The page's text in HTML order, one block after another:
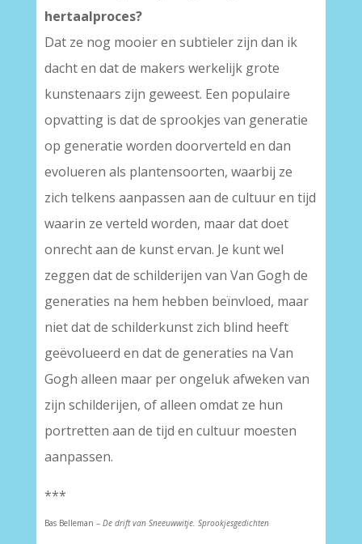
hertaalproces?
Dat ze nog mooier en subtieler zijn dan ik
dacht en dat de makers werkelijk grote
kunstenaars zijn geweest. Een populaire
opvatting is dat de sprookjes van generatie
op generatie worden doorverteld en dan
evolueren als plantensoorten, waarbij ze
zich telkens aanpassen aan de cultuur en tijd
waarin ze verteld worden, maar dat doet
onrecht aan de kunst ervan. Je kunt wel
zeggen dat de schilderijen van Van Gogh de
generaties na hem hebben beïnvloed, maar
niet dat de schilderkunst zich blind heeft
geëvolueerd en dat de generaties na Van
Gogh alleen maar per ongeluk afweken van
zijn schilderijen, of alleen omdat ze hun
portretten aan de tijd en cultuur moesten
aanpassen.
***
Bas Belleman – De drift van Sneeuwwitje. Sprookjesgedichten